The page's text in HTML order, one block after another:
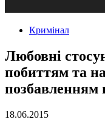
Кримінал
Любовні
побиттям та
позбавленням
18.06.2015